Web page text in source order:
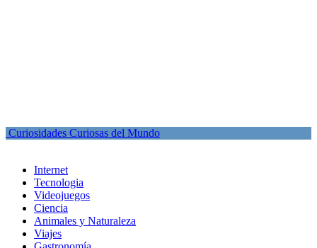
Curiosidades Curiosas del Mundo
Internet
Tecnologia
Videojuegos
Ciencia
Animales y Naturaleza
Viajes